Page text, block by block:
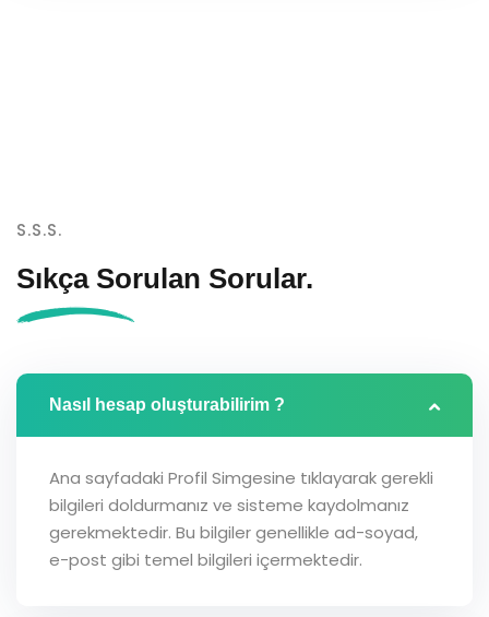
S.S.S.
Sıkça Sorulan Sorular.
Nasıl hesap oluşturabilirim ?
Ana sayfadaki Profil Simgesine tıklayarak gerekli
bilgileri doldurmanız ve sisteme kaydolmanız
gerekmektedir. Bu bilgiler genellikle ad-soyad,
e-post gibi temel bilgileri içermektedir.